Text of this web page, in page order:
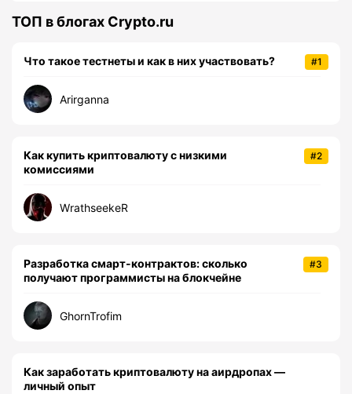
ТОП в блогах Crypto.ru
#1
Что такое тестнеты и как в них участвовать?
Arirganna
#2
Как купить криптовалюту с низкими
комиссиями
WrathseekeR
#3
Разработка смарт-контрактов: сколько
получают программисты на блокчейне
GhornTrofim
Как заработать криптовалюту на аирдропах —
личный опыт